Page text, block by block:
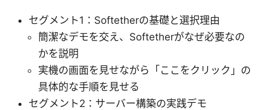
セグメント1：Softetherの基礎と選択理由
簡潔なデモを交え、Softetherがなぜ必要なの
かを説明
実機の画面を見せながら「ここをクリック」の
具体的な手順を見せる
セグメント2：サーバー構築の実践デモ